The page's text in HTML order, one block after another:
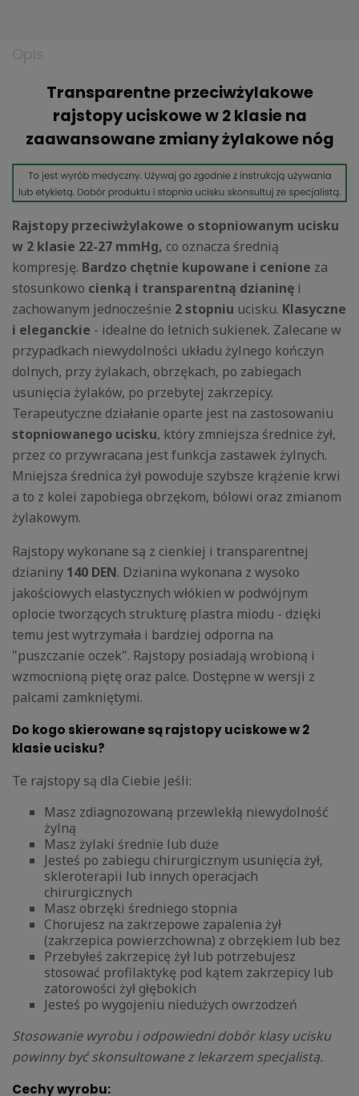
Transparentne przeciwżylakowe
rajstopy uciskowe w 2 klasie na
zaawansowane zmiany żylakowe nóg
Rajstopy przeciwżylakowe o stopniowanym ucisku
w 2 klasie 22-27 mmHg, co oznacza średnią
kompresję. Bardzo chętnie kupowane i cenione za
stosunkowo cienką i transparentną dzianinę i
zachowanym jednocześnie 2 stopniu ucisku. Klasyczne
i eleganckie - idealne do letnich sukienek. Zalecane w
przypadkach niewydolności układu żylnego kończyn
dolnych, przy żylakach, obrzękach, po zabiegach
usunięcia żylaków, po przebytej zakrzepicy.
Terapeutyczne działanie oparte jest na zastosowaniu
stopniowanego ucisku, który zmniejsza średnice żył,
przez co przywracana jest funkcja zastawek żylnych.
Mniejsza średnica żył powoduje szybsze krążenie krwi
a to z kolei zapobiega obrzękom, bólowi oraz zmianom
żylakowym.
Rajstopy wykonane są z cienkiej i transparentnej
dzianiny 140 DEN. Dzianina wykonana z wysoko
jakościowych elastycznych włókien w podwójnym
oplocie tworzących strukturę plastra miodu - dzięki
temu jest wytrzymała i bardziej odporna na
"puszczanie oczek". Rajstopy posiadają wrobioną i
wzmocnioną piętę oraz palce. Dostępne w wersji z
palcami zamkniętymi.
Do kogo skierowane są rajstopy uciskowe w 2
klasie ucisku?
Te rajstopy są dla Ciebie jeśli:
Masz zdiagnozowaną przewlekłą niewydolność
żylną
Masz żylaki średnie lub duże
Jesteś po zabiegu chirurgicznym usunięcia żył,
skleroterapii lub innych operacjach
chirurgicznych
Masz obrzęki średniego stopnia
Chorujesz na zakrzepowe zapalenia żył
(zakrzepica powierzchowna) z obrzękiem lub bez
Przebyłeś zakrzepicę żył lub potrzebujesz
stosować profilaktykę pod kątem zakrzepicy lub
zatorowości żył głębokich
Jesteś po wygojeniu niedużych owrzodzeń
Stosowanie wyrobu i odpowiedni dobór klasy ucisku
powinny być skonsultowane z lekarzem specjalistą.
Cechy wyrobu: